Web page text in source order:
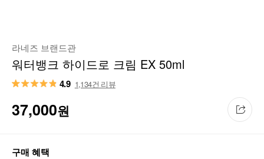
라네즈 브랜드관
워터뱅크 하이드로 크림 EX 50ml
4.9 1,134건 리뷰
37,000원
구매 혜택